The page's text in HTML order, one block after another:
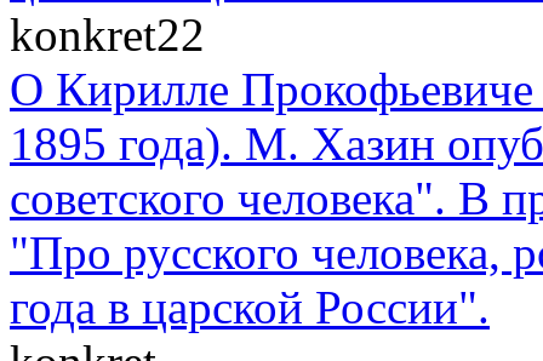
konkret22
О Кирилле Прокофьевиче
1895 года). М. Хазин
советского человека". В
"Про русского человека,
года в царской России".